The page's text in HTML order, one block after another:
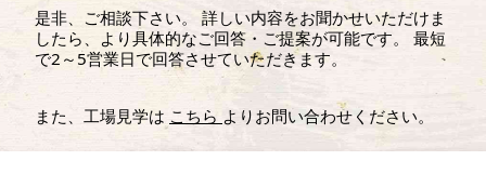
是非、ご相談下さい。 詳しい内容をお聞かせいただけま
したら、より具体的なご回答・ご提案が可能です。 最短
で2～5営業日で回答させていただきます。
また、工場見学は こちら よりお問い合わせください。